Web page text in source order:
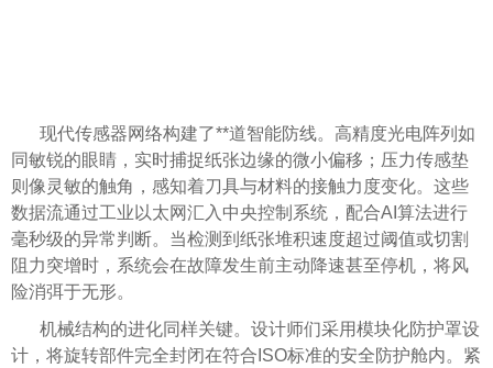
现代传感器网络构建了**道智能防线。高精度光电阵列如
同敏锐的眼睛，实时捕捉纸张边缘的微小偏移；压力传感垫
则像灵敏的触角，感知着刀具与材料的接触力度变化。这些
数据流通过工业以太网汇入中央控制系统，配合AI算法进行
毫秒级的异常判断。当检测到纸张堆积速度超过阈值或切割
阻力突增时，系统会在故障发生前主动降速甚至停机，将风
险消弭于无形。
机械结构的进化同样关键。设计师们采用模块化防护罩设
计，将旋转部件完全封闭在符合ISO标准的安全防护舱内。紧